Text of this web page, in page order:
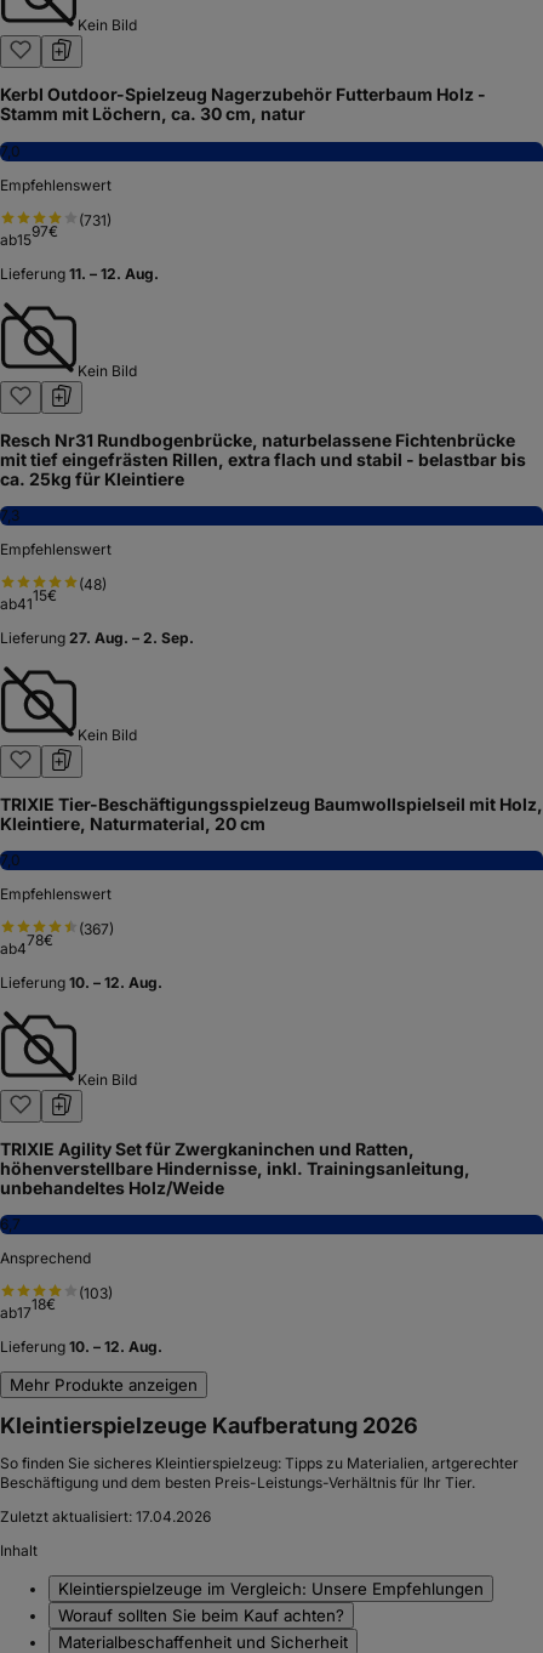
Kein Bild
Kerbl Outdoor-Spielzeug Nagerzubehör Futterbaum Holz -
Stamm mit Löchern, ca. 30 cm, natur
7,0
Empfehlenswert
(731)
ab1597€
Lieferung 11. – 12. Aug.
Kein Bild
Resch Nr31 Rundbogenbrücke, naturbelassene Fichtenbrücke
mit tief eingefrästen Rillen, extra flach und stabil - belastbar bis
ca. 25kg für Kleintiere
7,3
Empfehlenswert
(48)
ab4115€
Lieferung 27. Aug. – 2. Sep.
Kein Bild
TRIXIE Tier-Beschäftigungsspielzeug Baumwollspielseil mit Holz,
Kleintiere, Naturmaterial, 20 cm
7,0
Empfehlenswert
(367)
ab478€
Lieferung 10. – 12. Aug.
Kein Bild
TRIXIE Agility Set für Zwergkaninchen und Ratten,
höhenverstellbare Hindernisse, inkl. Trainingsanleitung,
unbehandeltes Holz/Weide
6,7
Ansprechend
(103)
ab1718€
Lieferung 10. – 12. Aug.
Mehr Produkte anzeigen
Kleintierspielzeuge Kaufberatung 2026
So finden Sie sicheres Kleintierspielzeug: Tipps zu Materialien, artgerechter
Beschäftigung und dem besten Preis-Leistungs-Verhältnis für Ihr Tier.
Zuletzt aktualisiert: 17.04.2026
Inhalt
Kleintierspielzeuge im Vergleich: Unsere Empfehlungen
Worauf sollten Sie beim Kauf achten?
Materialbeschaffenheit und Sicherheit